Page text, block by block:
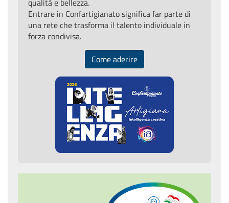
qualità e bellezza.
Entrare in Confartigianato significa far parte di
una rete che trasforma il talento individuale in
forza condivisa.
Come aderire